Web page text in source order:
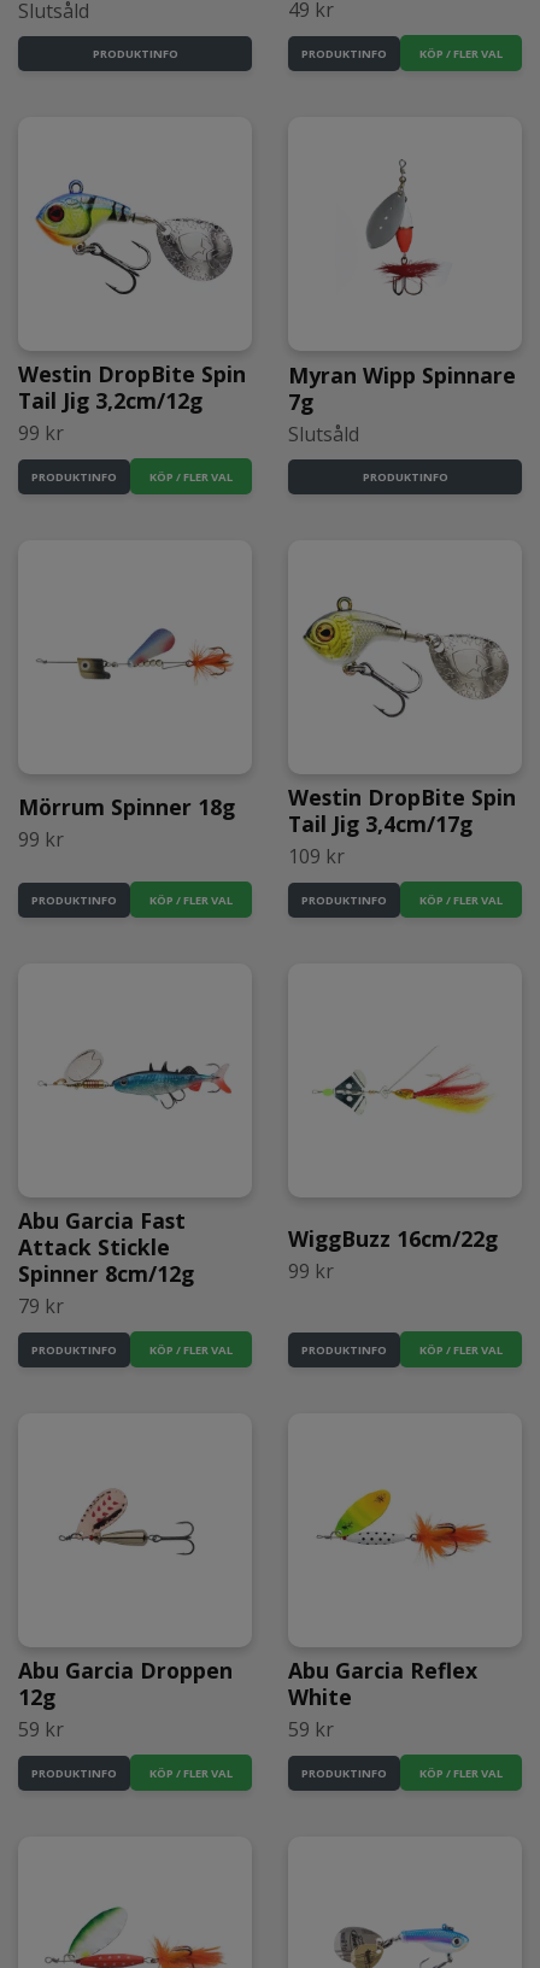
Slutsåld
PRODUKTINFO
49 kr
PRODUKTINFO KÖP / FLER VAL
Westin DropBite Spin
Tail Jig 3,2cm/12g
99 kr
PRODUKTINFO KÖP / FLER VAL
Myran Wipp Spinnare
7g
Slutsåld
PRODUKTINFO
Mörrum Spinner 18g
99 kr
PRODUKTINFO KÖP / FLER VAL
Westin DropBite Spin
Tail Jig 3,4cm/17g
109 kr
PRODUKTINFO KÖP / FLER VAL
Abu Garcia Fast
Attack Stickle
Spinner 8cm/12g
79 kr
PRODUKTINFO KÖP / FLER VAL
WiggBuzz 16cm/22g
99 kr
PRODUKTINFO KÖP / FLER VAL
Abu Garcia Droppen
12g
59 kr
PRODUKTINFO KÖP / FLER VAL
Abu Garcia Reflex
White
59 kr
PRODUKTINFO KÖP / FLER VAL